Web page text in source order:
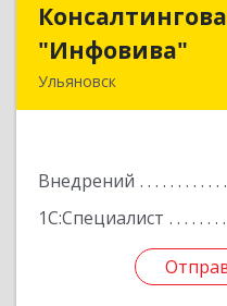
"Инфовива"
Ульяновск
Внедрений
1С:Специалист